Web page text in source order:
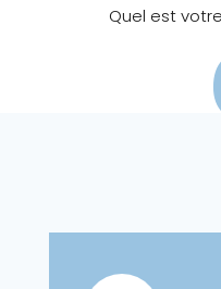
Quel est